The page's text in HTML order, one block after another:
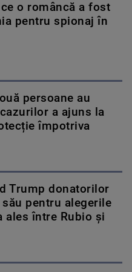
o româncă a fost
pentru spionaj în
persoane au
a ajuns la
împotriva
Trump donatorilor
pentru alegerile
ales între Rubio și